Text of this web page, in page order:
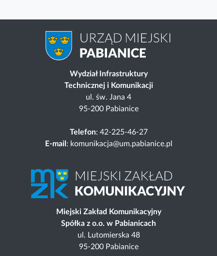
Wydział Infrastruktury
Technicznej i Komunikacji
ul. św. Jana 4
95-200 Pabianice
Telefon: 42-225-46-27
E-mail : komunikacja@um.pabianice.pl
Miejski Zakład Komunikacyjny
Spółka z o.o. w Pabianicach
ul. Lutomierska 48
95-200 Pabianice